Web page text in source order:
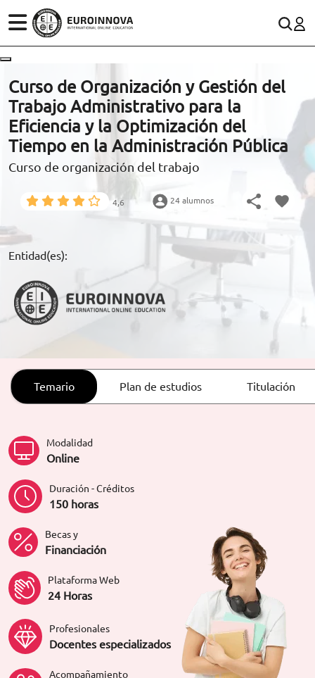
ESTUDIOS
CONOCE EUROINNOVA
BECAS Y FINANCIACIÓN
ARTÍCULOS
ORIENTACIÓN LABORAL
(+34)958 050 200 (gratuito en España)
900 831 200
formacion@euroinnova.com
TRABAJA CON NOSOTROS
Curso de Organización y Gestión del
Trabajo Administrativo para la
Eficiencia y la Optimización del
Tiempo en la Administración Pública
Curso de organización del trabajo
4,6 24 alumnos
Entidad(es):
Temario Plan de estudios Titulación
Modalidad
Online
Duración - Créditos
150 horas
Becas y
Financiación
Plataforma Web
24 Horas
Profesionales
Docentes especializados
Acompañamiento